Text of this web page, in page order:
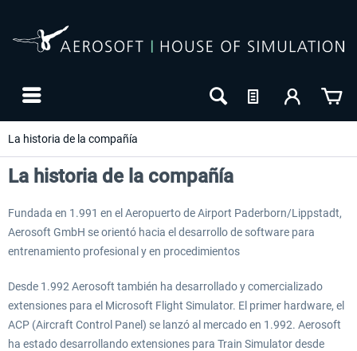
La historia de la compañía
24h FREE
La historia de la compañía
Fundada en 1.991 en el Aeropuerto de Airport Paderborn/Lippstadt,
Aerosoft GmbH se orientó hacia el desarrollo de software para
entrenamiento profesional y en procedimientos
Desde 1.992 Aerosoft también ha desarrollado y comercializado
extensiones para el Microsoft Flight Simulator. El primer hardware, el
ACP (Aircraft Control Panel) se lanzó al mercado en 1.992. Aerosoft
ha estado desarrollando extensiones para Train Simulator desde